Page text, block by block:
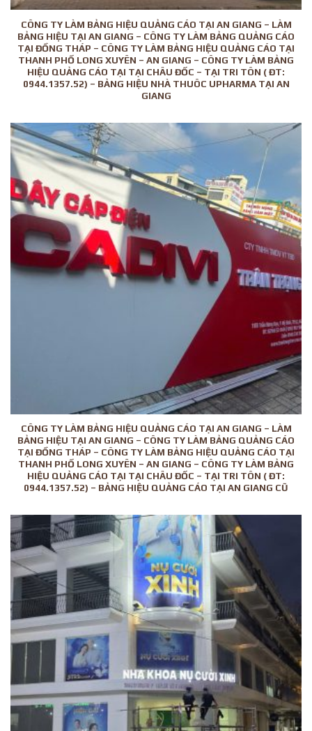
CÔNG TY LÀM BẢNG HIỆU QUẢNG CÁO TẠI AN GIANG – LÀM
BẢNG HIỆU TẠI AN GIANG – CÔNG TY LÀM BẢNG QUẢNG CÁO
TẠI ĐỒNG THÁP – CÔNG TY LÀM BẢNG HIỆU QUẢNG CÁO TẠI
THANH PHỐ LONG XUYÊN – AN GIANG – CÔNG TY LÀM BẢNG
HIỆU QUẢNG CÁO TẠI TẠI CHÂU ĐỐC – TẠI TRI TÔN ( ĐT:
0944.1357.52) – BẢNG HIỆU NHÀ THUÔC UPHARMA TẠI AN
GIANG
CÔNG TY LÀM BẢNG HIỆU QUẢNG CÁO TẠI AN GIANG – LÀM
BẢNG HIỆU TẠI AN GIANG – CÔNG TY LÀM BẢNG QUẢNG CÁO
TẠI ĐỒNG THÁP – CÔNG TY LÀM BẢNG HIỆU QUẢNG CÁO TẠI
THANH PHỐ LONG XUYÊN – AN GIANG – CÔNG TY LÀM BẢNG
HIỆU QUẢNG CÁO TẠI TẠI CHÂU ĐỐC – TẠI TRI TÔN ( ĐT:
0944.1357.52) – BẢNG HIỆU QUẢNG CÁO TẠI AN GIANG CŨ